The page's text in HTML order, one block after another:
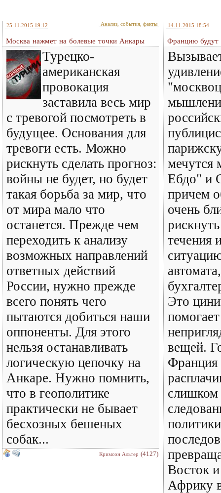
25.11.2015 19:12 Анализ, события, факты
Москва нажмет на болевые точки Анкары
Турецко-
американская
провокация
заставила весь мир
с тревогой посмотреть в
будущее. Основания для
тревоги есть. Можно
рискнуть сделать прогноз:
войны не будет, но будет
такая борьба за мир, что
от мира мало что
останется. Прежде чем
переходить к анализу
возможных направлений
ответных действий
России, нужно прежде
всего понять чего
пытаются добиться наши
оппоненты. Для этого
нельзя останавливать
логическую цепочку на
Анкаре. Нужно помнить,
что в геополитике
практически не бывает
бесхозных бешеных
собак...
Кримсон Альтер (4127)
14.11.2015 18:54
Францию будут
Ебдо" и
причем
очень
течения
Это
вещей.
Франция
слишком
Восток
Африку